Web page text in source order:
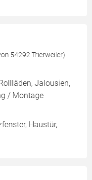
54292 Trierweiler)
Jalousien,
/ Montage
Haustür,